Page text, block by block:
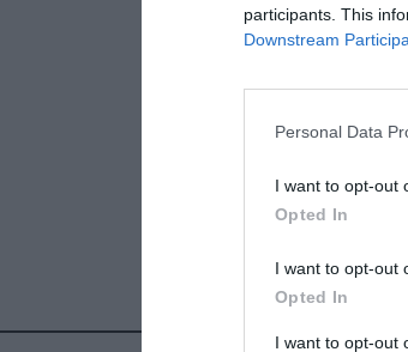
participants. This
Downstream
Personal Data
I want to opt-out
Opted In
I want to opt-out
Opted In
I want to opt-out